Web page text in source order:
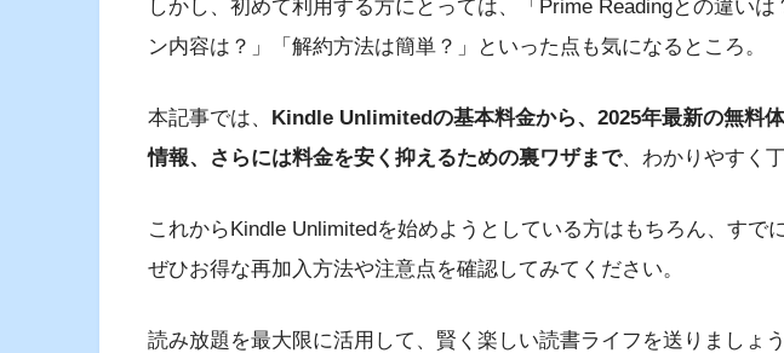
しかし、初めて利用する方にとっては、「Prime Readingとの違い
ン内容は？」「解約方法は簡単？」といった点も気になるところ。
本記事では、 Kindle Unlimitedの基本料金から、2025年最新の無料
情報、さらには料金を安く抑えるための裏ワザまで、わかりやすく
これからKindle Unlimitedを始めようとしている方はもちろん、すで
ぜひお得な再加入方法や注意点を確認してみてください。
読み放題を最大限に活用して、賢く楽しい読書ライフを送りましょう